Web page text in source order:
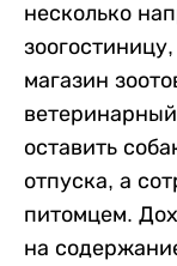
несколько
магазин
оставить
отпуска, а
питомцем.
на